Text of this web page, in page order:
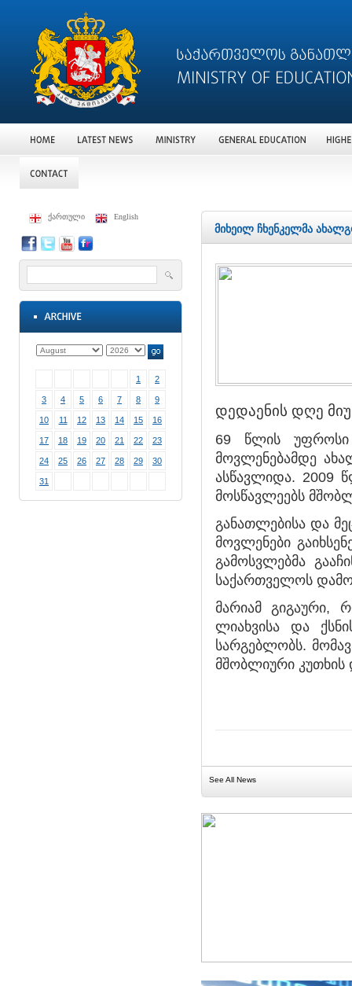
ქართული English
1 2
3 4 5 6 7 8 9
10 11 12 13 14 15 16
17 18 19 20 21 22 23
24 25 26 27 28 29 30
31
მიხეილ ჩხენკელმა
დედაენის დღე
69 წლის უფროსი
მოვლენებამდე
ასწავლიდა. 2009
მოსწავლეებს
განათლებისა და
მოვლენები
გამოსვლებმა
საქართველოს
მარიამ გიგაური,
ლიახვისა და
სარგებლობს.
მშობლიური კუთხის
See All News